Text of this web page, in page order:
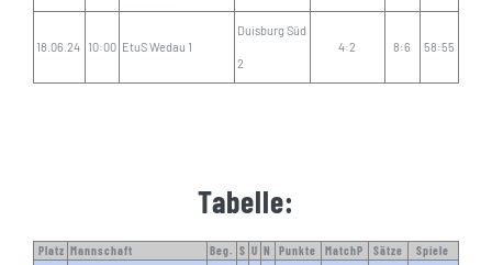
18.06.24 10:00 EtuS Wedau 1
Duisburg Süd
2
4:2 8:6 58:55
Tabelle:
Platz Mannschaft Beg. S U N Punkte MatchP Sätze
Spiele